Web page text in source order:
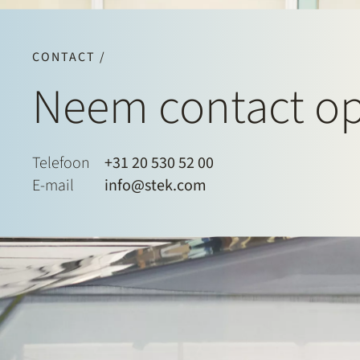
CONTACT /
Neem contact
Telefoon
+31 20 530 52 00
E-mail
info@stek.com